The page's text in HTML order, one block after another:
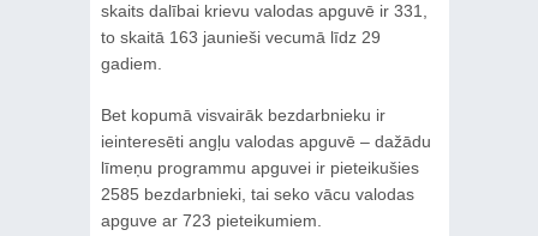
skaits dalībai krievu valodas apguvē ir 331,
to skaitā 163 jaunieši vecumā līdz 29
gadiem.
Bet kopumā visvairāk bezdarbnieku ir
ieinteresēti angļu valodas apguvē – dažādu
līmeņu programmu apguvei ir pieteikušies
2585 bezdarbnieki, tai seko vācu valodas
apguve ar 723 pieteikumiem.